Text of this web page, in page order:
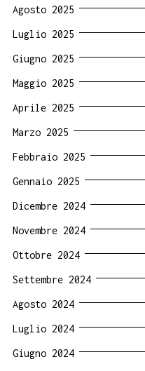
Agosto 2025
Luglio 2025
Giugno 2025
Maggio 2025
Aprile 2025
Marzo 2025
Febbraio 2025
Gennaio 2025
Dicembre 2024
Novembre 2024
Ottobre 2024
Settembre 2024
Agosto 2024
Luglio 2024
Giugno 2024